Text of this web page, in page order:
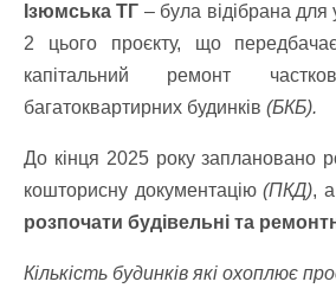
Ізюмська ТГ – була відібрана для
2 цього проєкту, що
капітальний ремонт
багатоквартирних будинків (БКБ).
До кінця 2025 року заплановано
кошторисну документацію(ПКД),
розпочати будівельні та
Кількість будинків які охоплює